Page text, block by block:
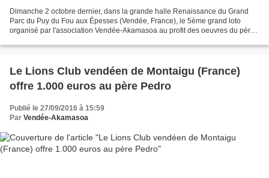
Dimanche 2 octobre dernier, dans la grande halle Renaissance du Grand
Parc du Puy du Fou aux Épesses (Vendée, France), le 5ème grand loto
organisé par l'association Vendée-Akamasoa au profit des oeuvres du père
Le Lions Club vendéen de Montaigu (France)
offre 1.000 euros au père Pedro
Publié le 27/09/2016 à 15:59
Par Vendée-Akamasoa